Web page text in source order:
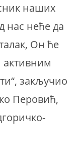
наших
нас неће да
Он ће
активним
закључио
Перовић,